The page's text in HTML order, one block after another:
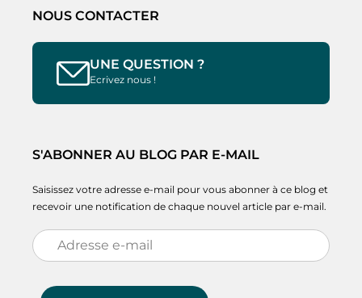
NOUS CONTACTER
UNE QUESTION ?
Ecrivez nous !
S'ABONNER AU BLOG PAR E-MAIL
Saisissez votre adresse e-mail pour vous abonner à ce blog et
recevoir une notification de chaque nouvel article par e-mail.
Adresse
e-
mail